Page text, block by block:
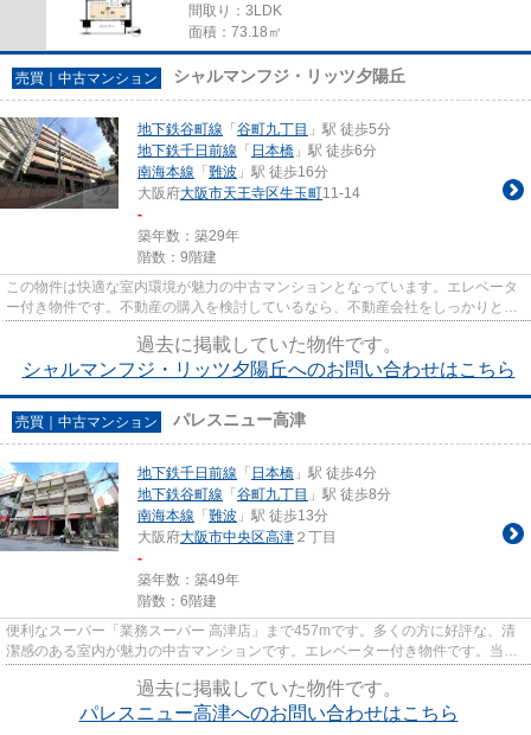
間取り：3LDK
面積：73.18㎡
売買｜中古マンション シャルマンフジ・リッツ夕陽丘
地下鉄谷町線 「 谷町九丁目 」駅 徒歩5分
地下鉄千日前線 「 日本橋 」駅 徒歩6分
南海本線 「 難波 」駅 徒歩16分
大阪府大阪市天王寺区生玉町11-14
-
築年数：築29年
階数：9階建
この物件は快適な室内環境が魅力の中古マンションとなっています。エレベータ
ー付き物件です。不動産の購入を検討しているなら、不動産会社をしっかりと選
過去に掲載していた物件です。
シャルマンフジ・リッツ夕陽丘へのお問い合わせはこちら
売買｜中古マンション パレスニュー高津
地下鉄千日前線 「 日本橋 」駅 徒歩4分
地下鉄谷町線 「 谷町九丁目 」駅 徒歩8分
南海本線 「 難波 」駅 徒歩13分
大阪府大阪市中央区高津 ２丁目
-
築年数：築49年
階数：6階建
便利なスーパー「業務スーパー 高津店」まで457mです。多くの方に好評な、清
潔感のある室内が魅力の中古マンションです。エレベーター付き物件です。当社
過去に掲載していた物件です。
パレスニュー高津へのお問い合わせはこちら